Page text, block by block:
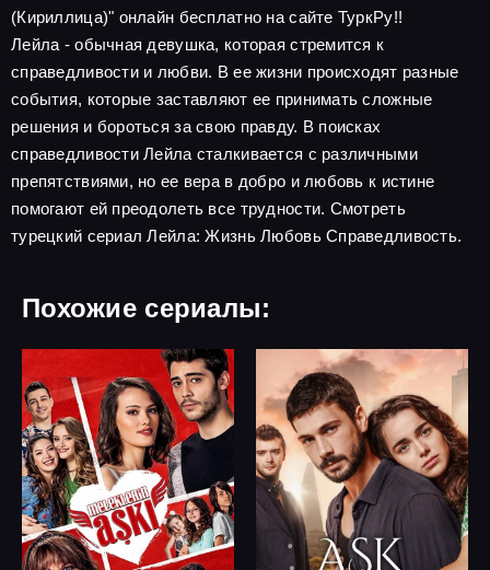
(Кириллица)" онлайн бесплатно на сайте ТуркРу!!
Лейла - обычная девушка, которая стремится к
справедливости и любви. В ее жизни происходят разные
события, которые заставляют ее принимать сложные
решения и бороться за свою правду. В поисках
справедливости Лейла сталкивается с различными
препятствиями, но ее вера в добро и любовь к истине
помогают ей преодолеть все трудности. Смотреть
турецкий сериал Лейла: Жизнь Любовь Справедливость.
Похожие сериалы: